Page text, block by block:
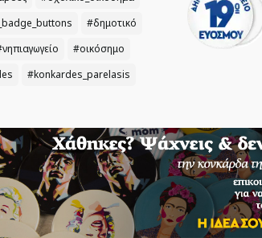
#δημοτικό
#οικόσημο
#konkardes_parelasis